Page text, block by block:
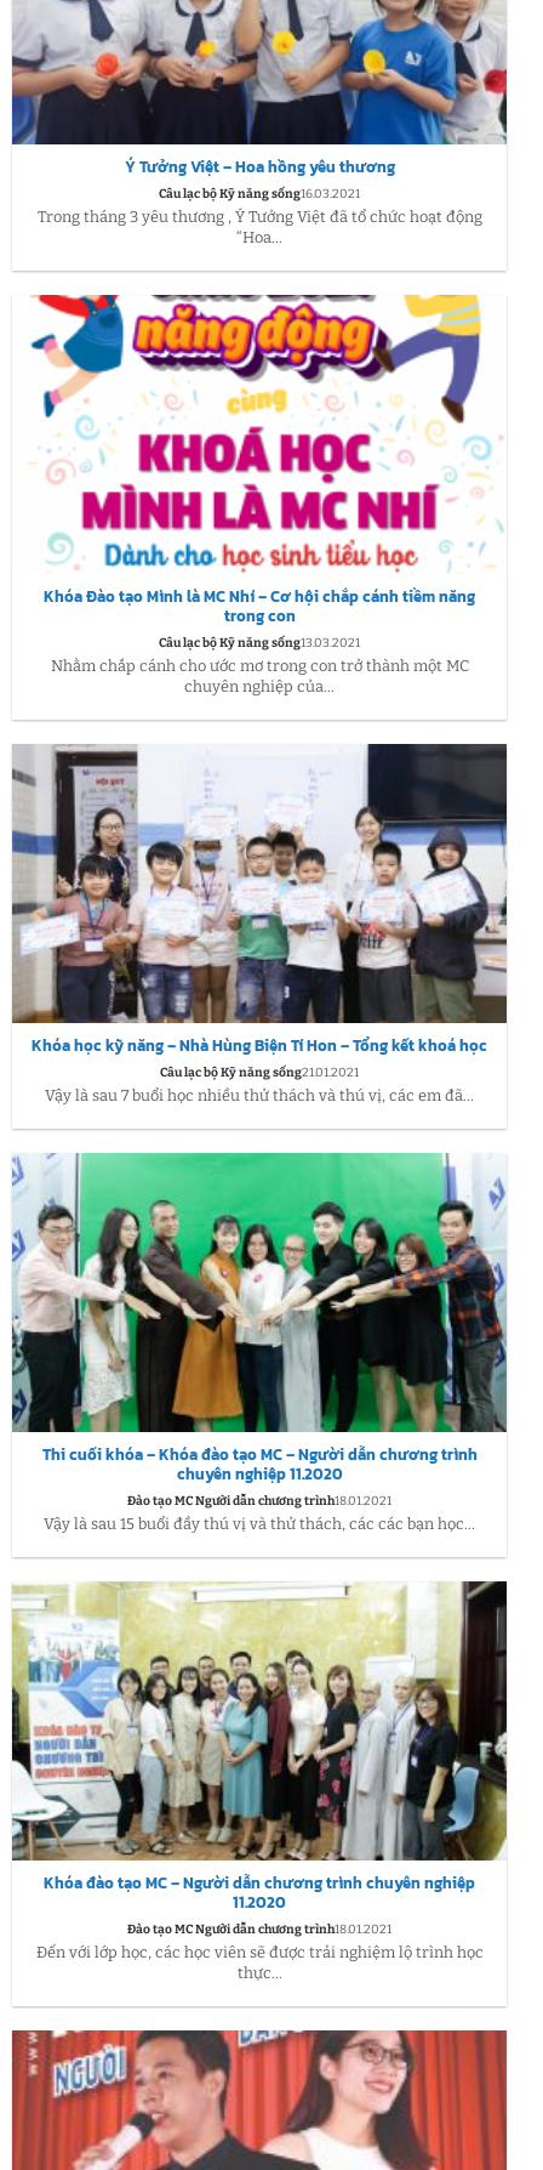
Ý Tưởng Việt – Hoa hồng yêu thương
Câu lạc bộ Kỹ năng sống16.03.2021
Trong tháng 3 yêu thương , Ý Tưởng Việt đã tổ chức hoạt động
“Hoa...
Khóa Đào tạo Mình là MC Nhí – Cơ hội chắp cánh tiềm năng
trong con
Câu lạc bộ Kỹ năng sống13.03.2021
Nhằm chắp cánh cho ước mơ trong con trở thành một MC
chuyên nghiệp của...
Khóa học kỹ năng – Nhà Hùng Biện Tí Hon – Tổng kết khoá học
Câu lạc bộ Kỹ năng sống21.01.2021
Vậy là sau 7 buổi học nhiều thử thách và thú vị, các em đã...
Thi cuối khóa – Khóa đào tạo MC – Người dẫn chương trình
chuyên nghiệp 11.2020
Đào tạo MC Người dẫn chương trình18.01.2021
Vậy là sau 15 buổi đầy thú vị và thử thách, các các bạn học...
Khóa đào tạo MC – Người dẫn chương trình chuyên nghiệp
11.2020
Đào tạo MC Người dẫn chương trình18.01.2021
Đến với lớp học, các học viên sẽ được trải nghiệm lộ trình học
thực...